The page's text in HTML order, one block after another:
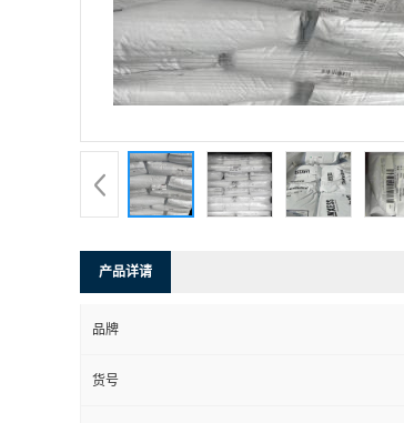
产品详请
品牌
货号